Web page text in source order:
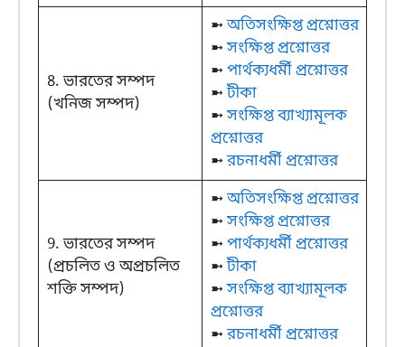
8. ভারতের সম্পদ
(খনিজ সম্পদ)
➼অতিসংক্ষিপ্ত প্রশ্নোত্তর
➼সংক্ষিপ্ত প্রশ্নোত্তর
➼ পার্থক্যধর্মী প্রশ্নোত্তর
➼টীকা
➼সংক্ষিপ্ত ব্যাখ্যামূলক
প্রশ্নোত্তর
➼রচনাধর্মী প্রশ্নোত্তর
9. ভারতের সম্পদ
(প্রচলিত ও অপ্রচলিত
শক্তি সম্পদ)
➼অতিসংক্ষিপ্ত প্রশ্নোত্তর
➼সংক্ষিপ্ত প্রশ্নোত্তর
➼ পার্থক্যধর্মী প্রশ্নোত্তর
➼টীকা
➼সংক্ষিপ্ত ব্যাখ্যামূলক
প্রশ্নোত্তর
➼রচনাধর্মী প্রশ্নোত্তর